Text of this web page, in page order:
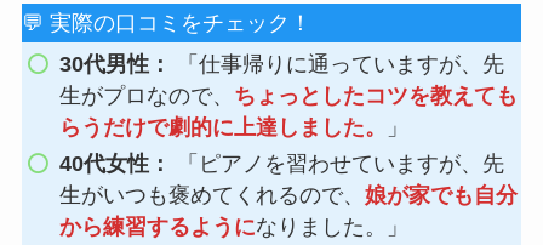
💬 実際の口コミをチェック！
30代男性：
「仕事帰りに通っていますが、先
生がプロなので、 ちょっとしたコツを教えても
らうだけで劇的に上達しました。
」
40代女性：
「ピアノを習わせていますが、先
生がいつも褒めてくれるので、娘が家でも自分
から練習するようになりました。」